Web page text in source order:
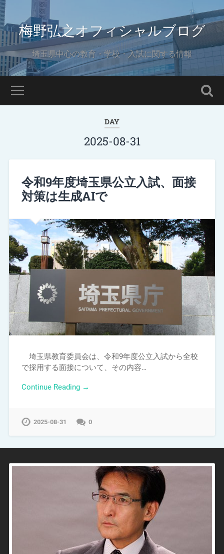
梅野弘之オフィシャルブログ
埼玉県中心の教育・学校・入試に関する情報
DAY
2025-08-31
令和9年度埼玉県公立入試、面接
対策は生成AIで
埼玉県教育委員会は、令和9年度公立入試から全校
で採用する面接について、その内容…
Continue Reading →
2025-08-31 0